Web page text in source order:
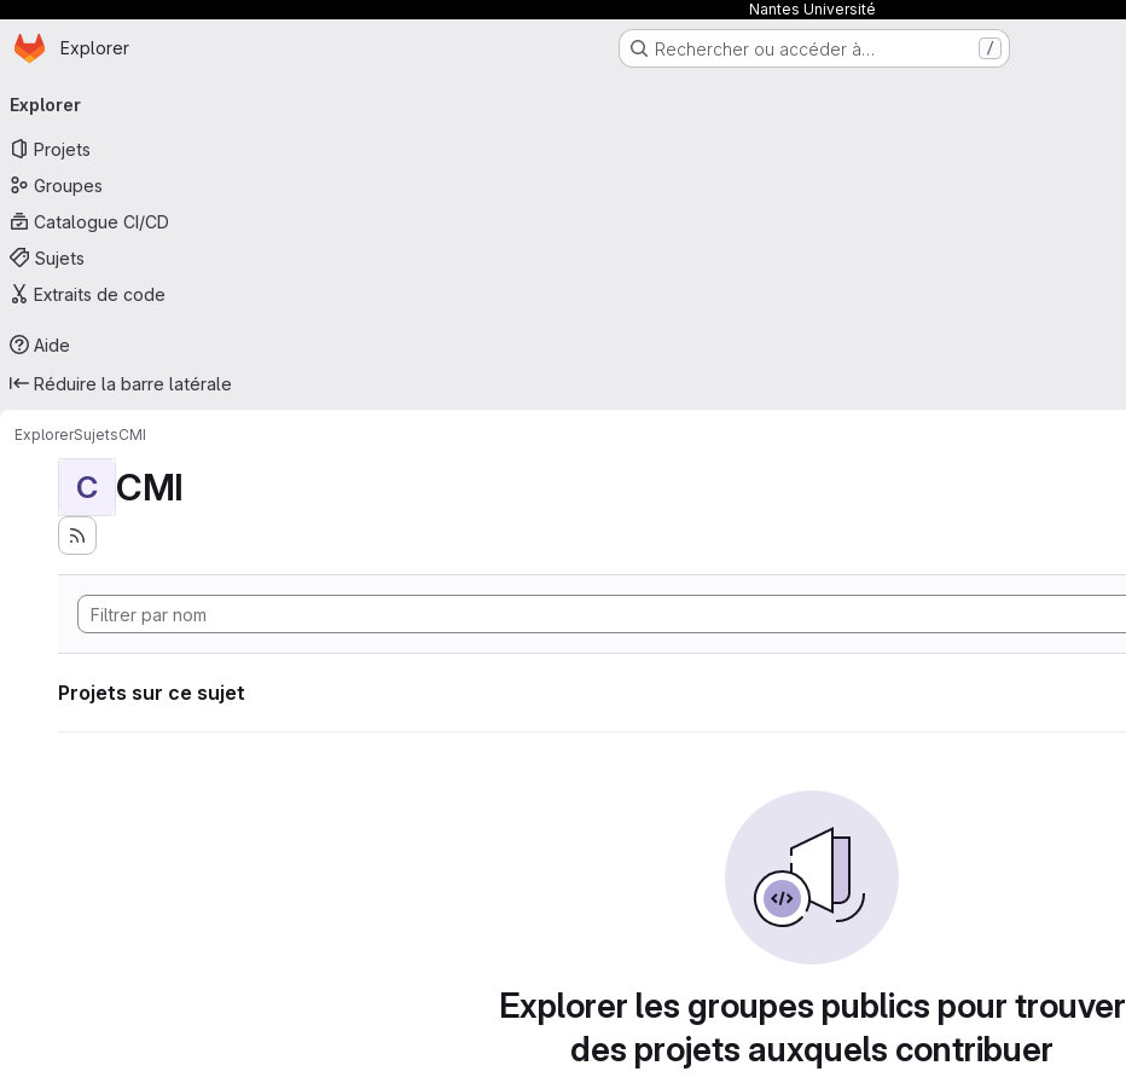
Nantes Université
Passer au contenu principal
Page d'accueil
Explorer Rechercher ou accéder à… /
principale
Explorer
Projets
Groupes
Catalogue CI/CD
Sujets
Extraits de code
Aide
Réduire la barre latérale
ExplorerSujetsCMI
C CMI
Projets sur ce sujet
Explorer les groupes publics pour trouver
des projets auxquels contribuer